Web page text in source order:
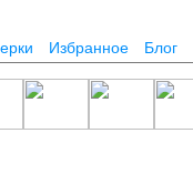
Избранное Блог